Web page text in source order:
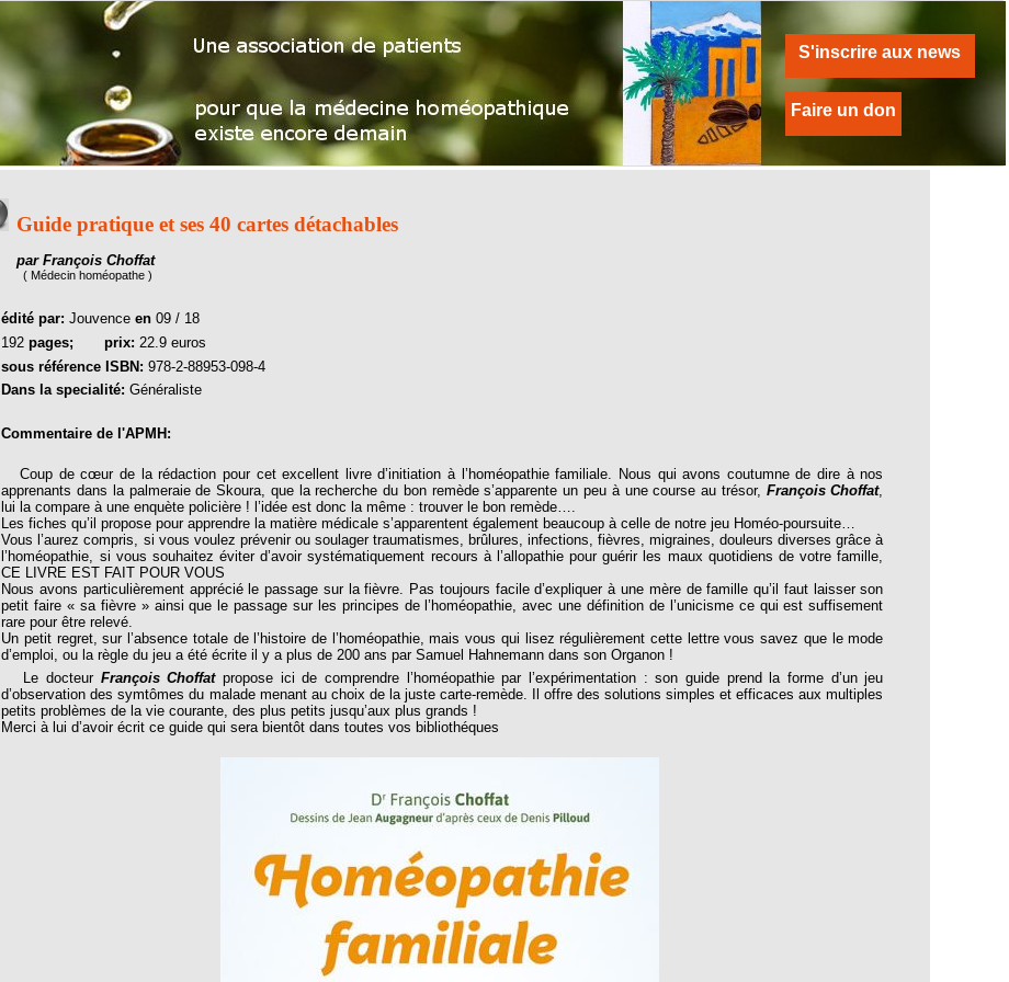
S'inscrire aux news
Faire un don
Guide pratique et ses 40 cartes détachables
par François Choffat
( Médecin homéopathe )
édité par:Jouvence en09 / 18
192pages; prix: 22.9 euros
sous référence ISBN:978-2-88953-098-4
Dans la specialité:Généraliste
Commentaire de l'APMH:
Coup de cœur de la rédaction pour cet excellent livre d’initiation à l’homéopathie familiale. Nous qui avons coutumne de dire à nos
apprenants dans la palmeraie de Skoura, que la recherche du bon remède s’apparente un peu à une course au trésor, François Choffat,
lui la compare à une enquète policière ! l’idée est donc la même : trouver le bon remède….
Les fiches qu’il propose pour apprendre la matière médicale s’apparentent également beaucoup à celle de notre jeu Homéo-poursuite…
Vous l’aurez compris, si vous voulez prévenir ou soulager traumatismes, brûlures, infections, fièvres, migraines, douleurs diverses grâce à
l’homéopathie, si vous souhaitez éviter d’avoir systématiquement recours à l’allopathie pour guérir les maux quotidiens de votre famille,
CE LIVRE EST FAIT POUR VOUS
Nous avons particulièrement apprécié le passage sur la fièvre. Pas toujours facile d’expliquer à une mère de famille qu’il faut laisser son
petit faire « sa fièvre » ainsi que le passage sur les principes de l’homéopathie, avec une définition de l’unicisme ce qui est suffisement
rare pour être relevé.
Un petit regret, sur l’absence totale de l’histoire de l’homéopathie, mais vous qui lisez régulièrement cette lettre vous savez que le mode
d’emploi, ou la règle du jeu a été écrite il y a plus de 200 ans par Samuel Hahnemann dans son Organon !
Le docteur François Choffatpropose ici de comprendre l’homéopathie par l’expérimentation : son guide prend la forme d’un jeu
d’observation des symtômes du malade menant au choix de la juste carte-remède. Il offre des solutions simples et efficaces aux multiples
petits problèmes de la vie courante, des plus petits jusqu’aux plus grands !
Merci à lui d’avoir écrit ce guide qui sera bientôt dans toutes vos bibliothéques